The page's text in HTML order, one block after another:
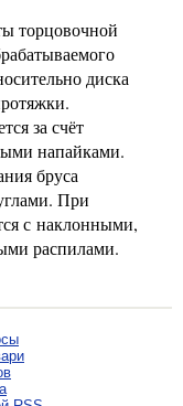
торцовочной
диска
за счёт
напайками.
бруса
При
с наклонными,
распилами.